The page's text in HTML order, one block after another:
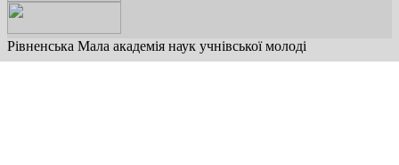
Рівненська Мала академія наук учнівської молоді